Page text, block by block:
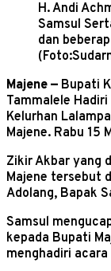
H. Andi
Samsul
dan
Majene — Bupati
Tammalele
Kelurhan
Majene. Rabu 15
Zikir Akbar yang
Majene tersebut
Adolang, Bapak
Samsul
kepada Bupati
menghadiri